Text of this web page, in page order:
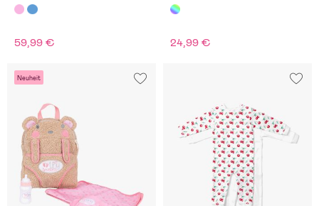
59,99 € 24,99 €
Neuheit